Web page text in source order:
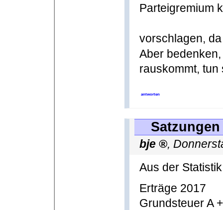
Parteigremium
vorschlagen,
Aber
rauskommt, tun
antworten
bje ,
Aus der
Erträge 2017
Grundsteuer A